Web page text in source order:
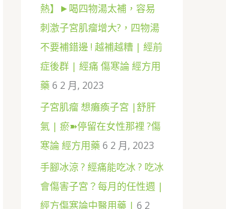
熱】►喝四物湯太補，容易
刺激子宮肌瘤增大?，四物湯
不要補錯邊 ! 越補越糟 | 經前
症後群 | 經痛 傷寒論 經方用
藥 6 2 月, 2023
子宮肌瘤 想癱瘓子宮 |舒肝
氣 | 瘀➽停留在女性那裡 ?傷
寒論 經方用藥 6 2 月, 2023
手腳冰涼 ? 經痛能吃冰 ? 吃冰
會傷害子宮？每月的任性週 |
經方傷寒論中醫用藥 | 6 2